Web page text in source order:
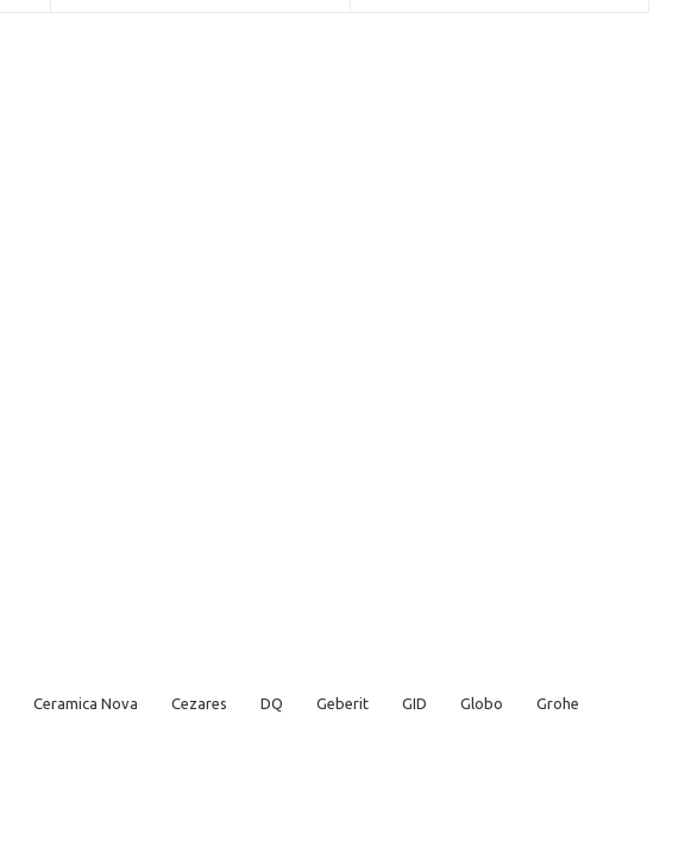
Ceramica Nova Cezares DQ Geberit GID Globo Grohe